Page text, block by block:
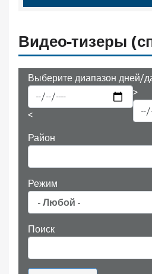
Видео-тизеры
Выберите диапазон дней/
Район
Режим
Поиск